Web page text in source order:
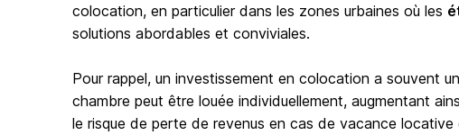
colocation, en particulier dans les zones urbaines où les
solutions abordables et conviviales.
Pour rappel, un investissement en colocation a souvent
chambre peut être louée individuellement, augmentant
le risque de perte de revenus en cas de vacance